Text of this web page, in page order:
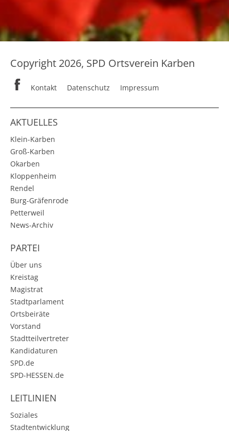
Copyright 2026, SPD Ortsverein Karben
Kontakt Datenschutz Impressum
AKTUELLES
Klein-Karben
Groß-Karben
Okarben
Kloppenheim
Rendel
Burg-Gräfenrode
Petterweil
News-Archiv
PARTEI
Über uns
Kreistag
Magistrat
Stadtparlament
Ortsbeiräte
Vorstand
Stadtteilvertreter
Kandidaturen
SPD.de
SPD-HESSEN.de
LEITLINIEN
Soziales
Stadtentwicklung